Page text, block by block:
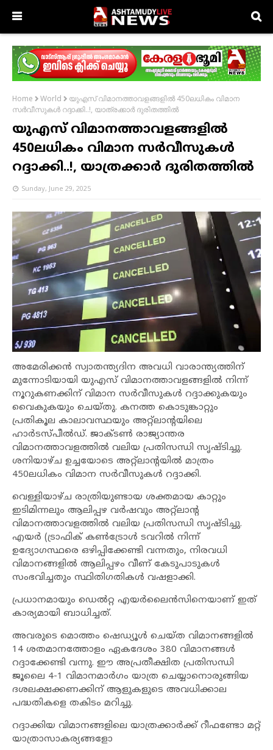
Home World
യുഎസ്‌ വിമാനത്താവളങ്ങളില്‍ 450ലധികം വിമാന
സർവീസുകൾ റദ്ദാക്കി..!, യാത്രക്കാര്‍ ദുരിതത്തിൽ
യുഎസ്‌ വിമാനത്താവളങ്ങളില്‍
450ലധികം വിമാന സർവീസുകൾ
റദ്ദാക്കി..!, യാത്രക്കാര്‍ ദുരിതത്തിൽ
Sunday, June 29, 2025
അമേരിക്കൻ സ്വാതന്ത്യദിന അവധി വാരാന്ത്യത്തിന്
മുന്നോടിയായി യുഎസ് വിമാനത്താവളങ്ങളിൽ നിന്ന്
നൂറുകണക്കിന് വിമാന സർവീസുകൾ റദ്ദാക്കുകയും
വൈകുകയും ചെയ്തു. കനത്ത കൊടുങ്കാറ്റും
പ്രതികൂല കാലാവസ്ഥ‌യും അറ്റ്ലാന്റയിലെ
ഹാർടസ്പീൽഡ്. ജാക്‌ടൺ രാജ്യാന്തര
വിമാനത്താവളത്തിൽ വലിയ പ്രതിസന്ധി സൃഷ്‌ടിച്ചു.
ശനിയാഴ്‌ച ഉച്ചയോടെ അറ്റ്ലാന്റയിൽ മാത്രം
450ലധികം വിമാന സർവീസുകൾ റദ്ദാക്കി.
വെള്ളിയാഴ്ച രാത്രിയുണ്ടായ ശക്തമായ കാറ്റും
ഇടിമിന്നലും ആലിപ്പഴ വർഷവും അറ്റ്ലാന്റ
വിമാനത്താവളത്തിൽ വലിയ പ്രതിസന്ധി സൃഷ്ടിച്ചു.
എയർ (ട്രാഫിക് കൺട്രോൾ ടവറിൽ നിന്ന്
ഉദ്യോഗസ്ഥരെ ഒഴിപ്പിക്കേണ്ടി വന്നതും, നിരവധി
വിമാനങ്ങളിൽ ആലിപ്പഴം വീണ് കേടുപാടുകൾ
സംഭവിച്ചതും സ്ഥിതിഗതികൾ വഷളാക്കി.
പ്രധാനമായും ഡെൽറ്റ എയർലൈൻസിനെയാണ് ഇത്
കാര്യമായി ബാധിച്ചത്.
അവരുടെ മൊത്തം ഷെഡ്യൂൾ ചെയ്ത വിമാനങ്ങളിൽ
14 ശതമാനത്തോളം ഏകദേശം 380 വിമാനങ്ങൾ
റദ്ദാക്കേണ്ടി വന്നു. ഈ അപ്രതീക്ഷിത പ്രതിസന്ധി
ജൂലൈ 4-1 വിമാനമാർഗം യാത്ര ചെയ്യാനൊരുങ്ങിയ
ദശലക്ഷക്കണക്കിന് ആളുകളുടെ അവധിക്കാല
പദ്ധതികളെ തകിടം മറിച്ചു.
റദ്ദാക്കിയ വിമാനങ്ങളിലെ യാത്രക്കാർക്ക് റീഫണ്ടോ മറ്റ്
യാത്രാസാകര്യങ്ങളോ